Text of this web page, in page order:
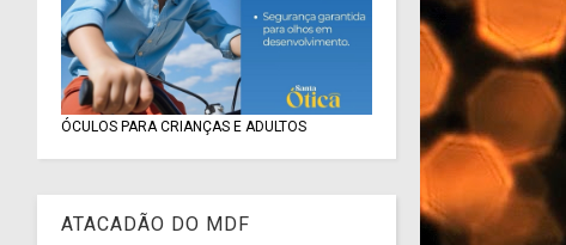
ÓCULOS PARA CRIANÇAS E ADULTOS
ATACADÃO DO MDF